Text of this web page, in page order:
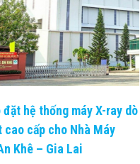
đặt hệ thống máy X-ray dò
cao cấp cho Nhà Máy
Khê – Gia Lai